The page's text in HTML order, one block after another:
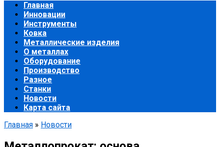
Главная
Инновации
Инструменты
Ковка
Металлические изделия
О металлах
Оборудование
Производство
Разное
Станки
Новости
Карта сайта
Главная » Новости